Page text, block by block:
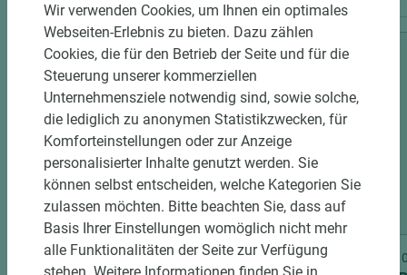
3 weitere Varianten
Art.-Nr. 06300020046 Art.-Nr.
Wir verwenden Cookies, um Ihnen ein optimales
Webseiten-Erlebnis zu bieten. Dazu zählen
Cookies, die für den Betrieb der Seite und für die
Steuerung unserer kommerziellen
Unternehmensziele notwendig sind, sowie solche,
die lediglich zu anonymen Statistikzwecken, für
Komforteinstellungen oder zur Anzeige
personalisierter Inhalte genutzt werden. Sie
können selbst entscheiden, welche Kategorien Sie
zulassen möchten. Bitte beachten Sie, dass auf
Basis Ihrer Einstellungen womöglich nicht mehr
alle Funktionalitäten der Seite zur Verfügung
stehen. Weitere Informationen finden Sie in